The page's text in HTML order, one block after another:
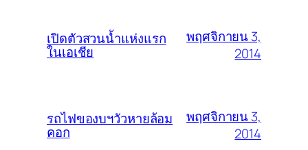
เปิดตัวสวนน้ำแห่งแรก
ในเอเชีย
พฤศจิกายน 3,
2014
รถไฟของบฯวัวหายล้อม
คอก
พฤศจิกายน 3,
2014